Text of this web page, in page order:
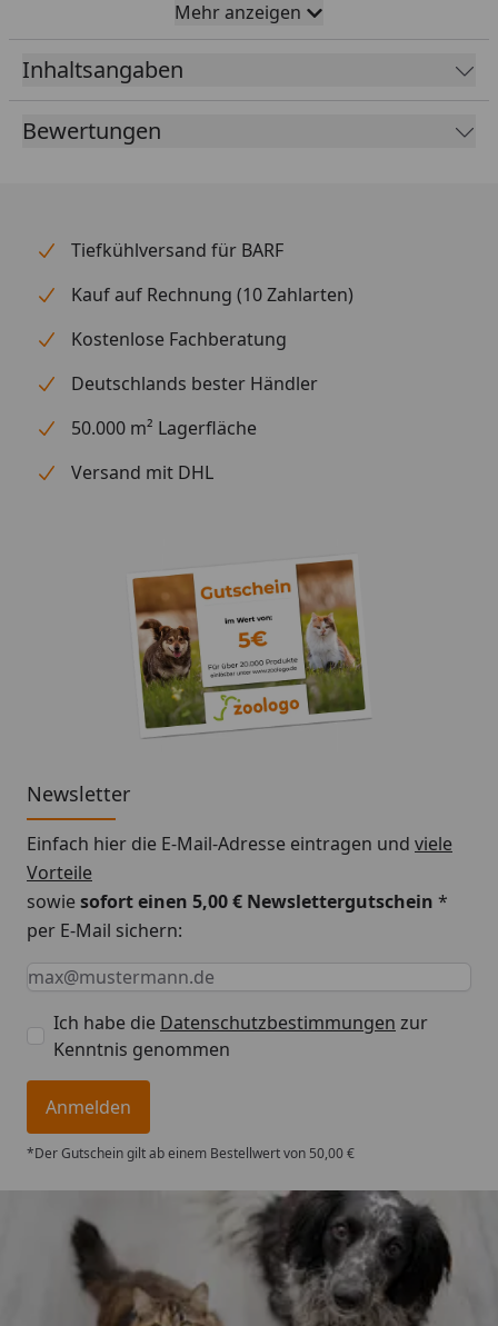
sich toll in jede Einrichtung ein. Der abnehmbare
Bezug kann in der Waschmaschine bei 30°
gewaschen werden. Die Kissenunterseite ist mit
einem Anti-Rutsch Material ausgestattet. Das Kissen
Mehr anzeigen
Inhaltsangaben
Bewertungen
Tiefkühlversand für BARF
Kauf auf Rechnung (10 Zahlarten)
Kostenlose Fachberatung
Deutschlands bester Händler
50.000 m² Lagerfläche
Versand mit DHL
Newsletter
Einfach hier die E-Mail-Adresse eintragen und viele
Vorteile
sowiesofort einen 5,00 € Newslettergutschein *
per E-Mail sichern:
Keine Eingabe erforderlich
Eingabe erforderlich
E-Mail *
Ich habe die Datenschutzbestimmungen zur
Kenntnis genommen
Anmelden
*Der Gutschein gilt ab einem Bestellwert von 50,00 €
Trusted Shops